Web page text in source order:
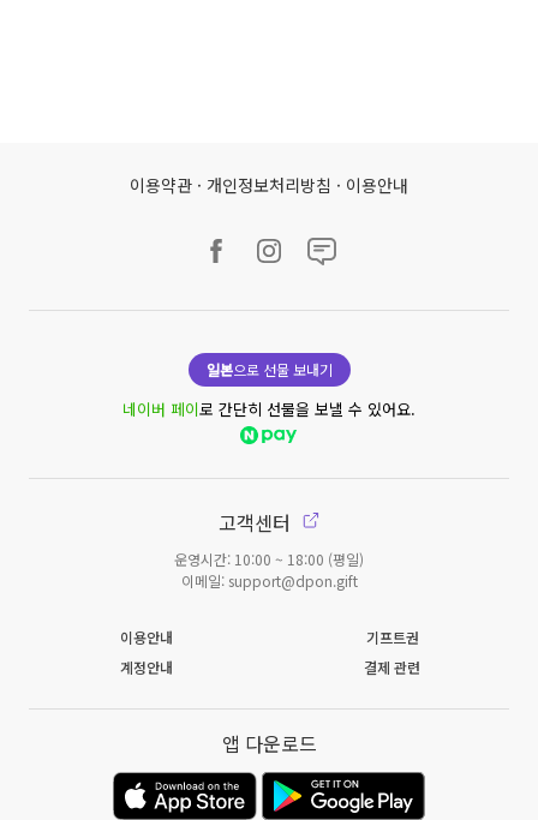
이용약관 · 개인정보처리방침 · 이용안내
일본으로 선물 보내기
네이버 페이로 간단히 선물을 보낼 수 있어요.
고객센터
운영시간: 10:00 ~ 18:00 (평일)
이메일: support@dpon.gift
이용안내
기프트권
계정안내
결제 관련
앱 다운로드